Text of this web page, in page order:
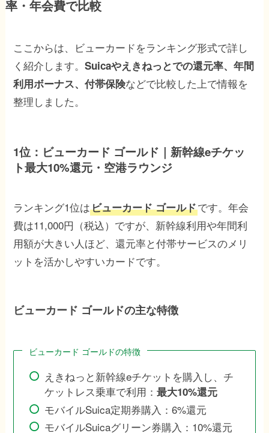
率・年会費で比較
ここからは、ビューカードをランキング形式で詳し
く紹介します。Suicaやえきねっとでの還元率、年間
利用ボーナス、付帯保険などで比較した上で情報を
整理しました。
1位：ビューカード ゴールド｜新幹線eチケッ
ト最大10%還元・空港ラウンジ
ランキング1位はビューカード ゴールドです。年会
費は11,000円（税込）ですが、新幹線利用や年間利
用額が大きい人ほど、還元率と付帯サービスのメリ
ットを活かしやすいカードです。
ビューカード ゴールドの主な特徴
ビューカード ゴールドの特徴
えきねっと新幹線eチケットを購入し、チ
ケットレス乗車で利用：最大10%還元
モバイルSuica定期券購入：6%還元
モバイルSuicaグリーン券購入：10%還元